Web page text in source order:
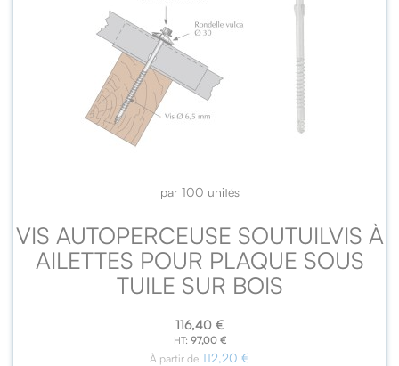
par 100 unités
VIS AUTOPERCEUSE SOUTUILVIS À
AILETTES POUR PLAQUE SOUS
TUILE SUR BOIS
116,40 €
97,00 €
À partir de 112,20 €